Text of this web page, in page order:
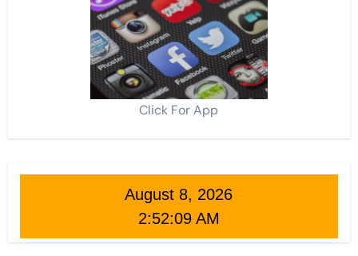
Click For App
August 8, 2026
2:52:11 AM